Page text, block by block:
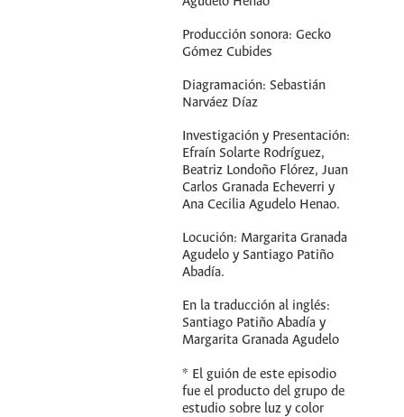
Producción sonora: Gecko
Gómez Cubides
Diagramación: Sebastián
Narváez Díaz
Investigación y Presentación:
Efraín Solarte Rodríguez,
Beatriz Londoño Flórez, Juan
Carlos Granada Echeverri y
Ana Cecilia Agudelo Henao.
Locución: Margarita Granada
Agudelo y Santiago Patiño
Abadía.
En la traducción al inglés:
Santiago Patiño Abadía y
Margarita Granada Agudelo
* El guión de este episodio
fue el producto del grupo de
estudio sobre luz y color